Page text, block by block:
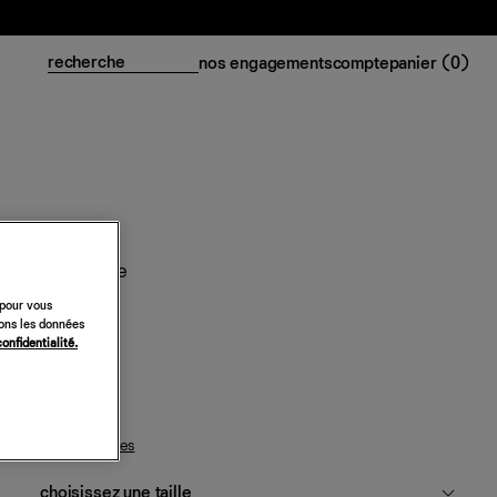
nos engagementscomptepanier (0)
Robe Chloe
218 €
guide des tailles
vous
les données